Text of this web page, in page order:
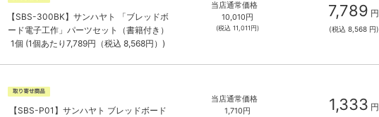
【SBS-300BK】サンハヤト 「ブレッドボ
ード電子工作」パーツセット（書籍付き）
1個 (1個あたり7,789円（税込 8,568円）)
当店通常価格
10,010円
(税込11,011円)
7,789 円
(税込 8,568 円)
【SBS-P01】サンハヤト ブレッドボード
当店通常価格
1,710円 1,333 円